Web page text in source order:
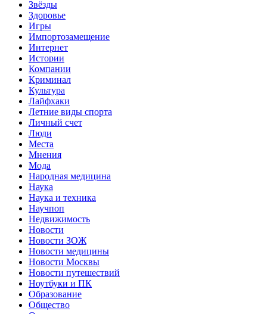
Звёзды
Здоровье
Игры
Импортозамещение
Интернет
Истории
Компании
Криминал
Культура
Лайфхаки
Летние виды спорта
Личный счет
Люди
Места
Мнения
Мода
Народная медицина
Наука
Наука и техника
Научпоп
Недвижимость
Новости
Новости ЗОЖ
Новости медицины
Новости Москвы
Новости путешествий
Ноутбуки и ПК
Образование
Общество